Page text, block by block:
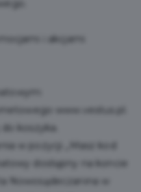
i akcjami
koszyka.
w pozycji „Masz kod
dostępny na koncie
Nowosądeczanina w